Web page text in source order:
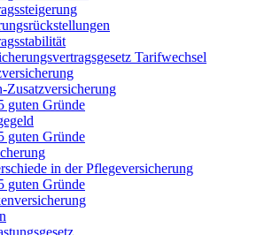
Tarifwechsel
Zusatzversicherung
guten Gründe
guten Gründe
in der Pflegeversicherung
guten Gründe